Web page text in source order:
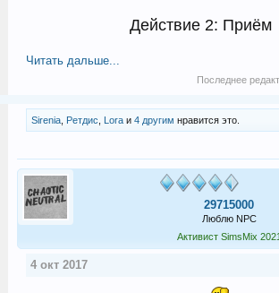
Действие 2: Приём
Читать дальше...
Последнее
Sirenia, Ретдис Loraи 4 другим нравится это.
29715000
Люблю NPC
Активист SimsMix 2021
4 окт 2017